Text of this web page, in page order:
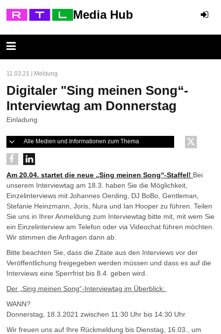
Media Hub
11.03.21 | Meldung
Digitaler "Sing meinen Song“-
Interviewtag am Donnerstag
Einladung
Alle Medien und Informationen zum Thema
Am 20.04. startet die neue „Sing meinen Song“-Staffel! Bei
unserem Interviewtag am 18.3. haben Sie die Möglichkeit,
Einzelinterviews mit Johannes Oerding, DJ BoBo, Gentleman,
Stefanie Heinzmann, Joris, Nura und Ian Hooper zu führen. Teilen
Sie uns in Ihrer Anmeldung zum Interviewtag bitte mit, mit wem Sie
ein Einzelinterview am Telefon oder via Videochat führen möchten.
Wir stimmen die Anfragen dann ab.
Bitte beachten Sie, dass die Zitate aus den Interviews vor der
Veröffentlichung freigegeben werden müssen und dass es auf die
Interviews eine Sperrfrist bis 8.4. geben wird.
Der „Sing meinen Song“-Interviewtag im Überblick:
WANN?
Donnerstag, 18.3.2021 zwischen 11:30 Uhr bis 14:30 Uhr
Wir freuen uns auf Ihre Rückmeldung bis Dienstag, 16.03., um